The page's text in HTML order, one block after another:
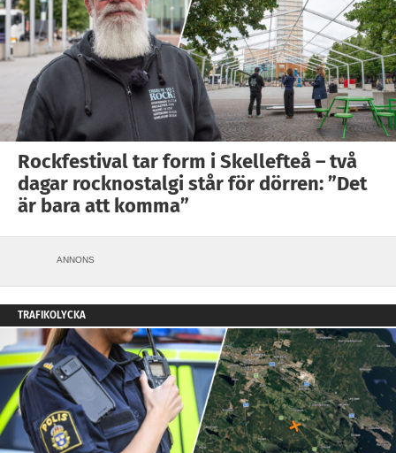
Rockfestival tar form i Skellefteå – två
dagar rocknostalgi står för dörren: ”Det
är bara att komma”
ANNONS
TRAFIKOLYCKA